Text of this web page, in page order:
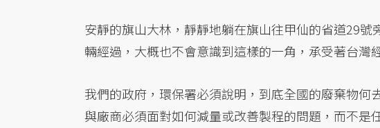
安靜的旗山大林，靜靜地躺在旗山往甲仙的省道29
輛經過，大概也不會意識到這樣的一角，承受著台灣
我們的政府，環保署必須說明，到底全國的廢棄物
與廠商必須面對如何減量或改善製程的問題，而不是